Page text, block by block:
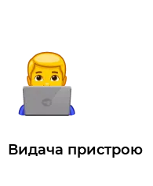
Видача пристрою